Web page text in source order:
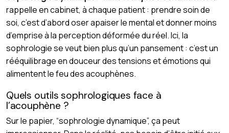
rappelle en cabinet, à chaque patient : prendre soin de
soi, c’est d’abord oser apaiser le mental et donner moins
d’emprise à la perception déformée du réel. Ici, la
sophrologie se veut bien plus qu’un pansement : c’est un
rééquilibrage en douceur des tensions et émotions qui
alimentent le feu des acouphènes.
Quels outils sophrologiques face à
l’acouphène ?
Sur le papier, “sophrologie dynamique”, ça peut